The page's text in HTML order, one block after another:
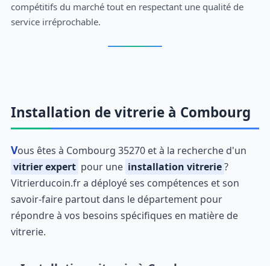
compétitifs du marché tout en respectant une qualité de
service irréprochable.
Installation de vitrerie à Combourg
Vous êtes à Combourg 35270 et à la recherche d'un
vitrier expert pour une installation vitrerie?
Vitrierducoin.fr a déployé ses compétences et son
savoir-faire partout dans le département pour
répondre à vos besoins spécifiques en matière de
vitrerie.